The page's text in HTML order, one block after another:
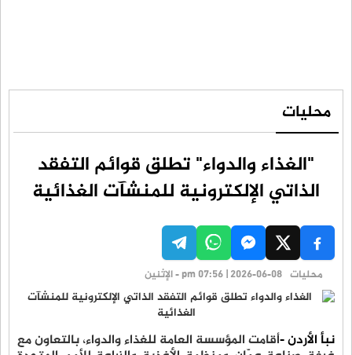
محليات
"الغذاء والدواء" تطلق قوائم التفقد
الذاتي الإلكترونية للمنشآت الغذائية
محليات pm 07:56 | 2026-06-08 - الإثنين
نبأ الأردن -أقامت المؤسسة العامة للغذاء والدواء، بالتعاون مع